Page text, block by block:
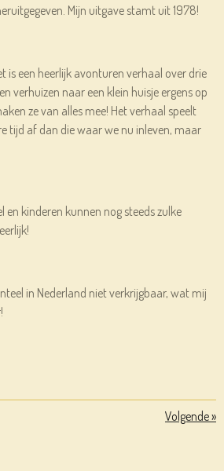
Mijn uitgave stamt uit 1978!
is een heerlijk avonturen verhaal over drie
verhuizen naar een klein huisje ergens op
ze van alles mee! Het verhaal speelt
tijd af dan die waar we nu inleven, maar
en kinderen kunnen nog steeds zulke
in Nederland niet verkrijgbaar, wat mij
Volgende»